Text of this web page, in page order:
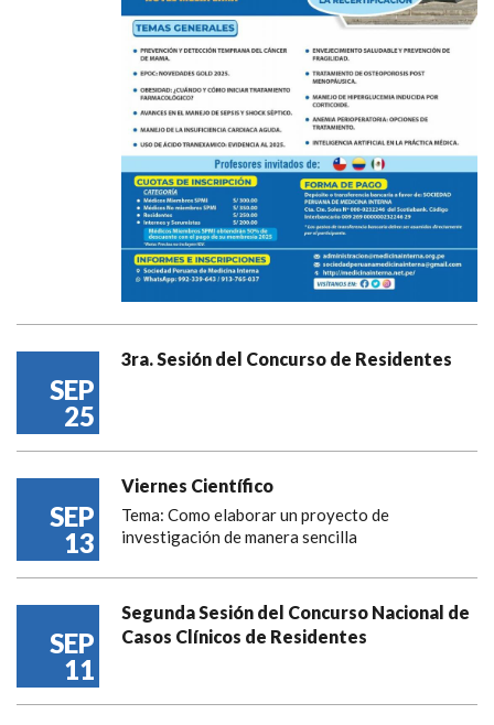
SEP
25
3ra. Sesión del Concurso de Residentes
SEP
13
Viernes Científico
Tema: Como elaborar un proyecto de
investigación de manera sencilla
SEP
11
Segunda Sesión del Concurso Nacional de
Casos Clínicos de Residentes